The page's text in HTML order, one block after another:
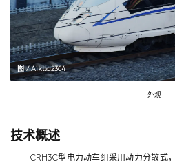
图 / Aiklld2364
外观
技术概述
CRH3C型电力动车组采用动力分散式